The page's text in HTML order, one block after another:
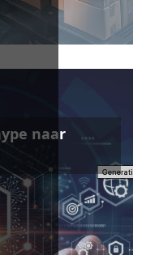
naar